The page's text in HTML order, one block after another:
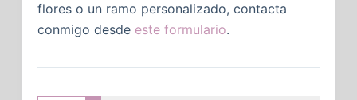
flores o un ramo personalizado, contacta
conmigo desde este formulario.